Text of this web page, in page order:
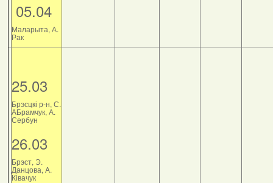
05.04
Маларыта, А.
Рак
25.03
Брэсцкі р-н, С.
АБрамчук, А.
Сербун
26.03
Брэст, Э.
Данцова, А.
Ківачук